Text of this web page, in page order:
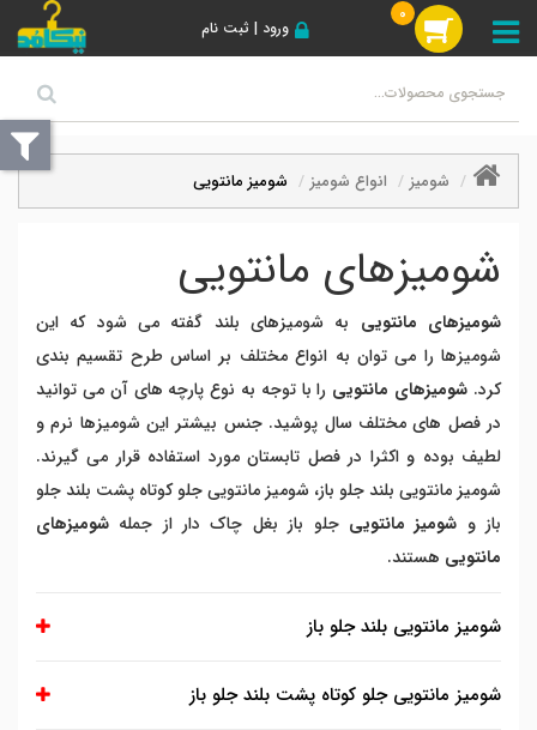
ورود | ثبت نام
0
شومیز انواع شومیز شومیز مانتویی
شومیزهای مانتویی
شومیزهای مانتویی به شومیزهای بلند گفته می شود که این
شومیزها را می توان به انواع مختلف بر اساس طرح تقسیم بندی
کرد. شومیزهای مانتویی را با توجه به نوع پارچه های آن می توانید
در فصل های مختلف سال پوشید. جنس بیشتر این شومیزها نرم و
لطیف بوده و اکثرا در فصل تابستان مورد استفاده قرار می گیرند.
شومیز مانتویی بلند جلو باز، شومیز مانتویی جلو کوتاه پشت بلند جلو
باز و شومیز مانتوییجلو باز بغل چاک دار از جمله شومیزهای
مانتویی هستند.
شومیز مانتویی بلند جلو باز
شومیز مانتویی جلو کوتاه پشت بلند جلو باز